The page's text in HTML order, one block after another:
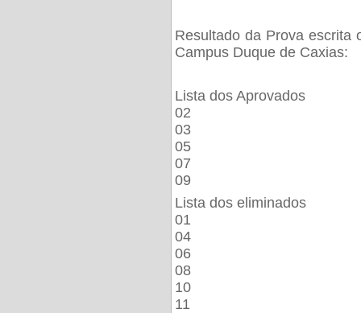
Resultado da Prova escrita
Campus Duque de Caxias:
Lista dos Aprovados
02
03
05
07
09
Lista dos eliminados
01
04
06
08
10
11